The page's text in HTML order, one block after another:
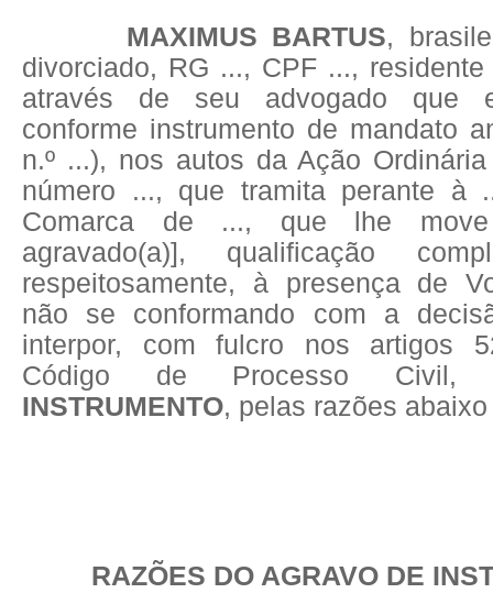
MAXIMUS BARTUS,
divorciado, RG ..., CPF ...,
através de seu advogado que
conforme instrumento de mandato
n.º ...), nos autos da Ação
número ..., que tramita perante à
Comarca de ..., que lhe
agravado(a)], qualificação
respeitosamente, à presença de
não se conformando com a
interpor, com fulcro nos artigos
Código de Processo
INSTRUMENTO, pelas razões
RAZÕES DO AGRAVO DE